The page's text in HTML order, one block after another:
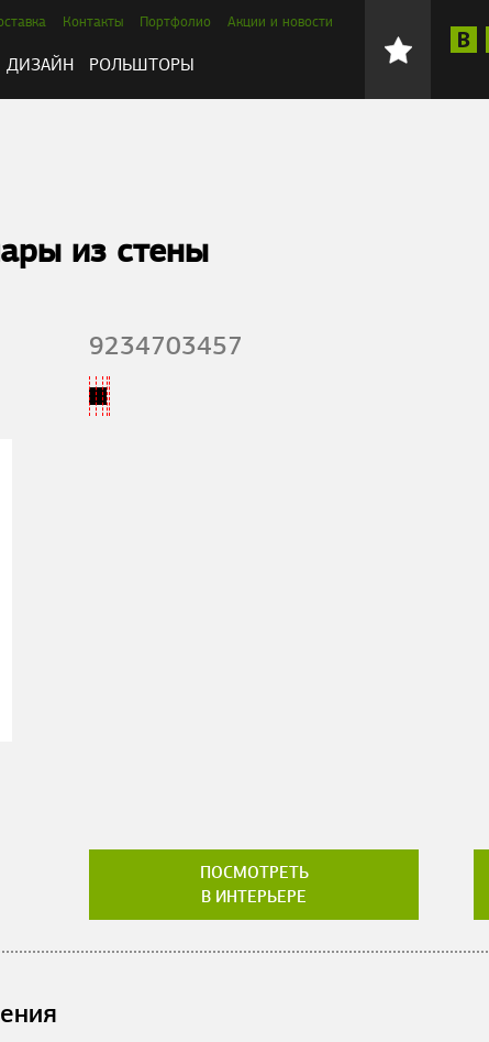
Контакты Портфолио Акции и новости
ДИЗАЙН РОЛЬШТОРЫ
из стены
9234703457
ПОСМОТРЕТЬ
В ИНТЕРЬЕРЕ